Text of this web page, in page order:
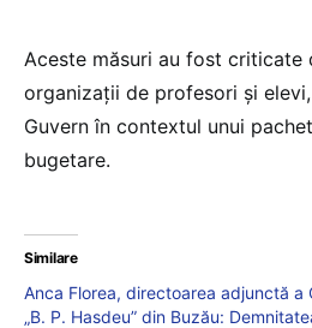
Aceste măsuri au fost criticate
organizații de profesori și
Guvern în contextul unui
bugetare.
Similare
Anca Florea, directoarea adjunctă a
„B. P. Hasdeu” din Buzău: